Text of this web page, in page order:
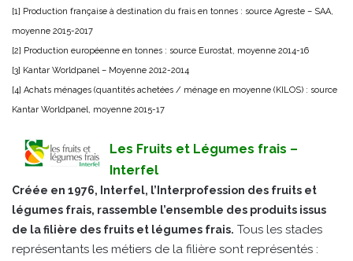
[1] Production française à destination du frais en tonnes : source Agreste – SAA,
moyenne 2015-2017
[2] Production européenne en tonnes : source Eurostat, moyenne 2014-16
[3] Kantar Worldpanel – Moyenne 2012-2014
[4] Achats ménages (quantités achetées / ménage en moyenne (KILOS) : source
Kantar Worldpanel, moyenne 2015-17
Les Fruits et Légumes frais –
Interfel
Créée en 1976, Interfel, l’Interprofession des fruits et
légumes frais, rassemble l’ensemble des produits issus
de la filière des fruits et légumes frais. Tous les stades
représentants les métiers de la filière sont représentés :